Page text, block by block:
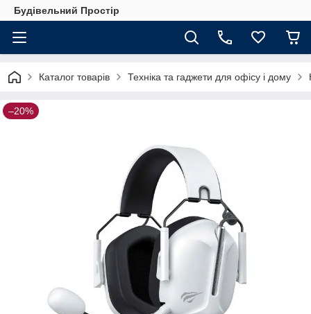
Будівельний Простір
Каталог товарів Техніка та гаджети для офісу і дому
–20%